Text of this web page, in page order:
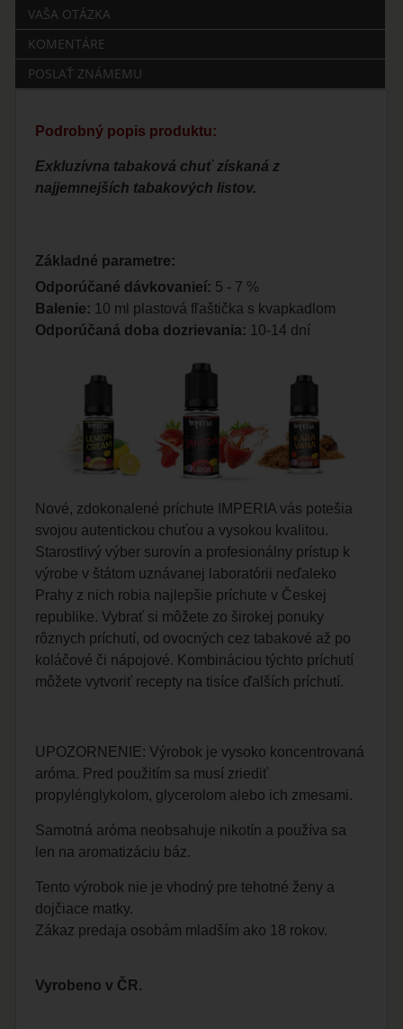
VAŠA OTÁZKA
KOMENTÁRE
POSLAŤ ZNÁMEMU
Podrobný popis produktu:
Exkluzívna tabaková chuť získaná z
najjemnejších tabakových listov.
Základné parametre:
Odporúčané dávkovanieí: 5 - 7 %
Balenie: 10 ml plastová fľaštička s kvapkadlom
Odporúčaná doba dozrievania: 10-14 dní
Nové, zdokonalené príchute IMPERIA vás potešia
svojou autentickou chuťou a vysokou kvalitou.
Starostlivý výber surovín a profesionálny prístup k
výrobe v štátom uznávanej laboratórii neďaleko
Prahy z nich robia najlepšie príchute v Českej
republike. Vybrať si môžete zo širokej ponuky
rôznych príchutí, od ovocných cez tabakové až po
koláčové či nápojové. Kombináciou týchto príchutí
môžete vytvoriť recepty na tisíce ďalších príchutí.
UPOZORNENIE: Výrobok je vysoko koncentrovaná
aróma. Pred použitím sa musí zriediť
propylénglykolom, glycerolom alebo ich zmesami.
Samotná aróma neobsahuje nikotín a používa sa
len na aromatizáciu báz.
Tento výrobok nie je vhodný pre tehotné ženy a
dojčiace matky.
Zákaz predaja osobám mladším ako 18 rokov.
Vyrobeno v ČR.